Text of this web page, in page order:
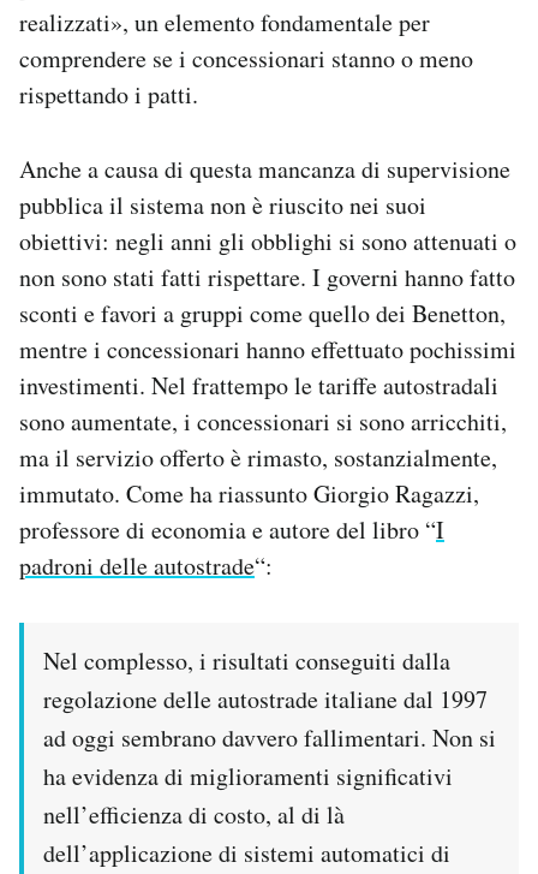
realizzati», un elemento fondamentale per
comprendere se i concessionari stanno o meno
rispettando i patti.
Anche a causa di questa mancanza di supervisione
pubblica il sistema non è riuscito nei suoi
obiettivi: negli anni gli obblighi si sono attenuati o
non sono stati fatti rispettare. I governi hanno fatto
sconti e favori a gruppi come quello dei Benetton,
mentre i concessionari hanno effettuato pochissimi
investimenti. Nel frattempo le tariffe autostradali
sono aumentate, i concessionari si sono arricchiti,
ma il servizio offerto è rimasto, sostanzialmente,
immutato. Come ha riassunto Giorgio Ragazzi,
professore di economia e autore del libro “I
padroni delle autostrade“:
Nel complesso, i risultati conseguiti dalla
regolazione delle autostrade italiane dal 1997
ad oggi sembrano davvero fallimentari. Non si
ha evidenza di miglioramenti significativi
nell’efficienza di costo, al di là
dell’applicazione di sistemi automatici di